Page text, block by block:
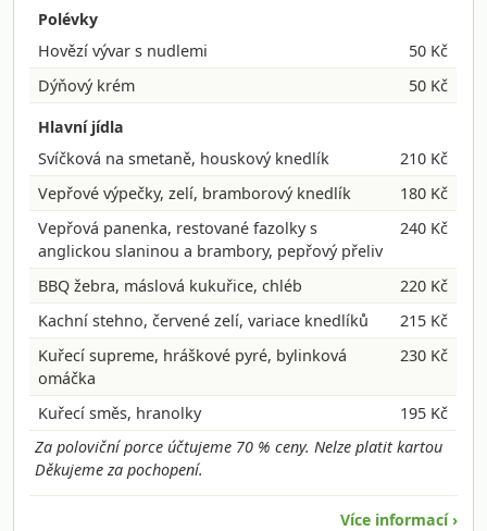
Polévky
Hovězí vývar s nudlemi
50 Kč
Dýňový krém
50 Kč
Hlavní jídla
Svíčková na smetaně, houskový knedlík
210 Kč
Vepřové výpečky, zelí, bramborový knedlík
180 Kč
Vepřová panenka, restované fazolky s
anglickou slaninou a brambory, pepřový přeliv
240 Kč
BBQ žebra, máslová kukuřice, chléb
220 Kč
Kachní stehno, červené zelí, variace knedlíků
215 Kč
Kuřecí supreme, hráškové pyré, bylinková
omáčka
230 Kč
Kuřecí směs, hranolky
195 Kč
Za poloviční porce účtujeme 70 % ceny. Nelze platit kartou
Děkujeme za pochopení.
Více informací ›